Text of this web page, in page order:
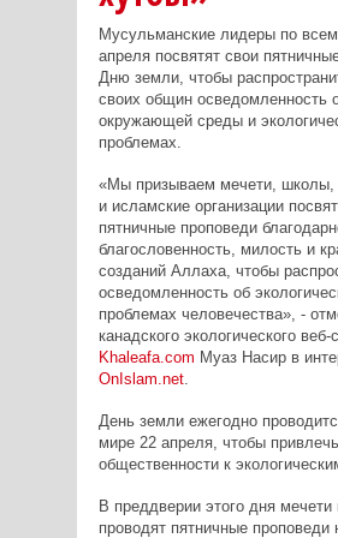
Мусульманские лидеры по
апреля посвятят свои
Дню земли, чтобы
своих общин осведомленность
окружающей среды и
проблемах.
«Мы призываем мечети, школы,
и исламские организации
пятничные проповеди
благословенность, милость и
созданий Аллаха, чтобы
осведомленность об
проблемах человечества», -
канадского экологического веб-
Khaleafa. com Муаз Насир в
OnIslam net.
День земли ежегодно
мире 22 апреля, чтобы
общественности к
В преддверии этого дня мечети
проводят пятничные проповеди